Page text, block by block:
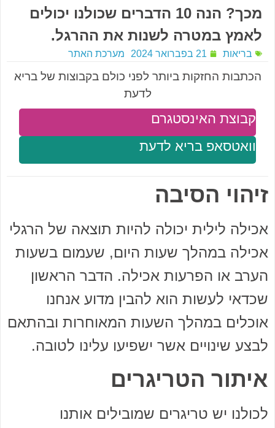
מכך? הנה 10 הדברים שכולנו יכולים
לאמץ במטרה לשנות את ההרגל.
בריאות 21 בפברואר 2024 מערכת האתר
הכתבות החזקות ביותר לפני כולם בקבוצות של בריא
לדעת
וואטסאפ בריא לדעת
קבוצת האינסטגרם
זיהוי הסיבה
אכילה לילית יכולה להיות תוצאה של הרגלי
אכילה במהלך שעות היום, שעמום בשעות
הערב או הפרעות אכילה. הדבר הראשון
שכדאי לעשות הוא להבין מדוע אנחנו
אוכלים במהלך השעות המאוחרות ובהתאם
לבצע שינויים אשר ישפיעו עלינו לטובה.
איתור הטריגרים
לכולנו יש טריגרים שמובילים אותנו